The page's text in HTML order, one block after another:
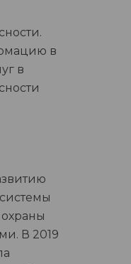
в
в
В 2019